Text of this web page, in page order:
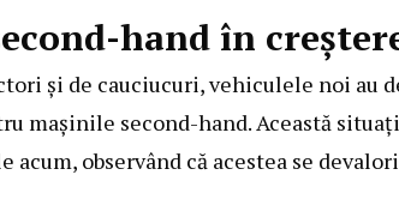
hand în
și de cauciucuri, vehiculele noi au
mașinile second-hand. Această
acum, observând că acestea se